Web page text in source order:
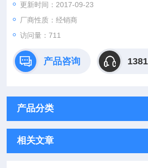
更新时间：2017-09-23
厂商性质：经销商
访问量：711
产品咨询
产品分类
相关文章